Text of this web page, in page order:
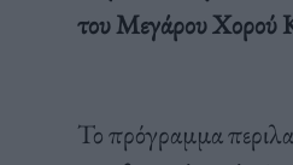
του Μεγάρου Χορού
Το πρόγραμμα